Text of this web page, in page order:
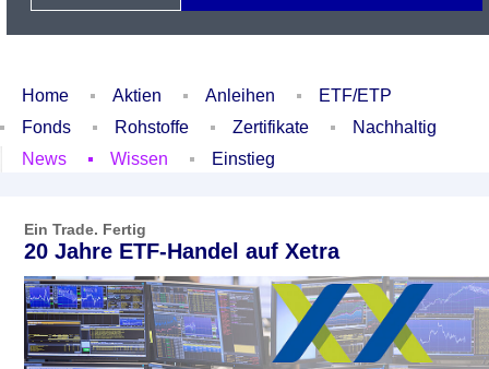
Xetra Realtime
Watchlist Portfolio Login
Home Aktien Anleihen
ETF/ETP
Fonds
Rohstoffe Zertifikate
Nachhaltig
News
Wissen Einstieg
Ein Trade. Fertig
20 Jahre ETF-Handel auf Xetra